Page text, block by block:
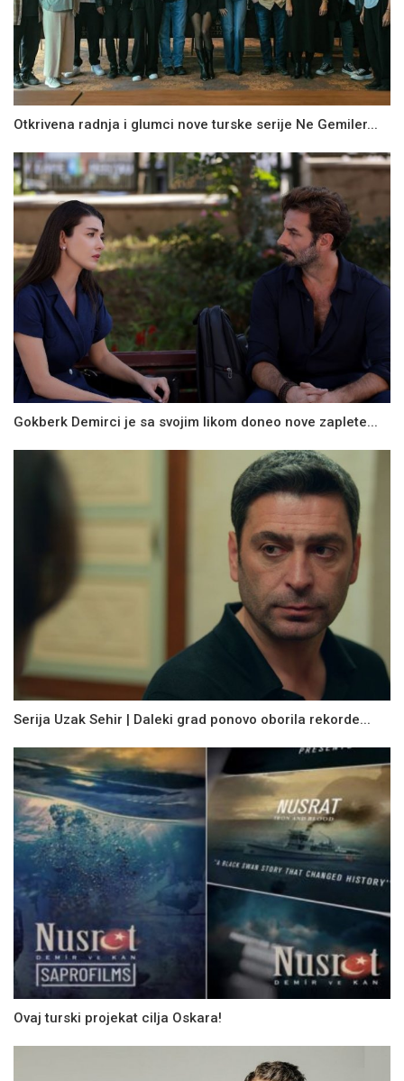
Otkrivena radnja i glumci nove turske serije Ne Gemiler...
Gokberk Demirci je sa svojim likom doneo nove zaplete...
Serija Uzak Sehir | Daleki grad ponovo oborila rekorde...
Ovaj turski projekat cilja Oskara!